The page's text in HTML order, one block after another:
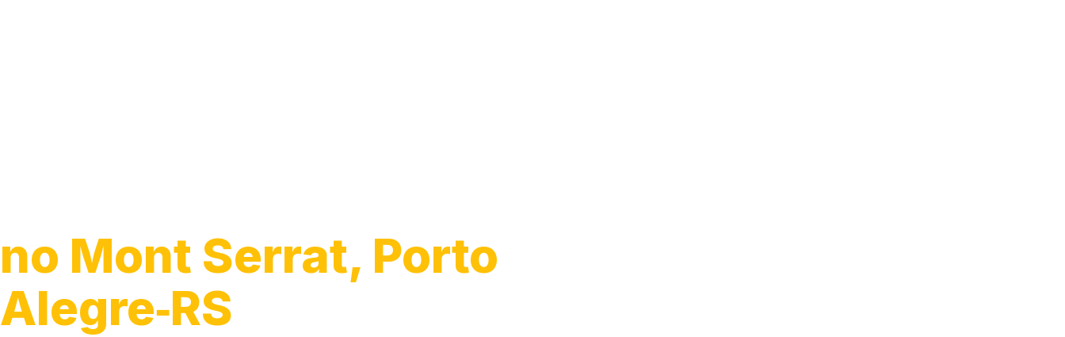
no Mont Serrat, Porto
Alegre‑RS